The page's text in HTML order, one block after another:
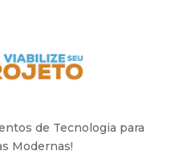
de Tecnologia para
Modernas!